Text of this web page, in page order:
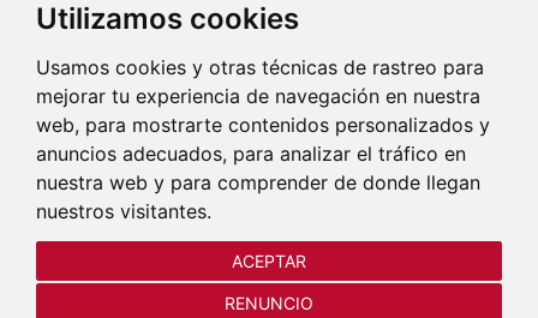
Utilizamos cookies
Usamos cookies y otras técnicas de rastreo para
mejorar tu experiencia de navegación en nuestra
web, para mostrarte contenidos personalizados y
anuncios adecuados, para analizar el tráfico en
nuestra web y para comprender de donde llegan
nuestros visitantes.
ACEPTAR
RENUNCIO